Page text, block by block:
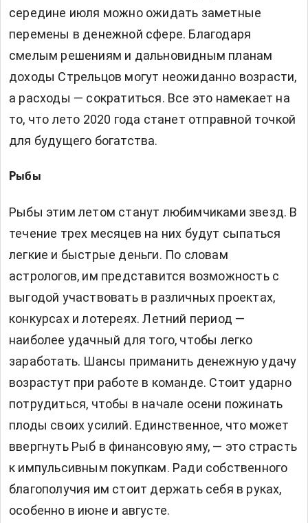
середине июля можно ожидать заметные
перемены в денежной сфере. Благодаря
смелым решениям и дальновидным планам
доходы Стрельцов могут неожиданно возрасти,
а расходы — сократиться. Все это намекает на
то, что лето 2020 года станет отправной точкой
для будущего богатства.
Рыбы
Рыбы этим летом станут любимчиками звезд. В
течение трех месяцев на них будут сыпаться
легкие и быстрые деньги. По словам
астрологов, им представится возможность с
выгодой участвовать в различных проектах,
конкурсах и лотереях. Летний период —
наиболее удачный для того, чтобы легко
заработать. Шансы приманить денежную удачу
возрастут при работе в команде. Стоит ударно
потрудиться, чтобы в начале осени пожинать
плоды своих усилий. Единственное, что может
ввергнуть Рыб в финансовую яму, — это страсть
к импульсивным покупкам. Ради собственного
благополучия им стоит держать себя в руках,
особенно в июне и августе.